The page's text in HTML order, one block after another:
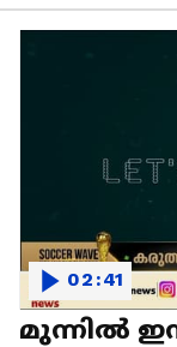
മുന്നിൽ
02:41